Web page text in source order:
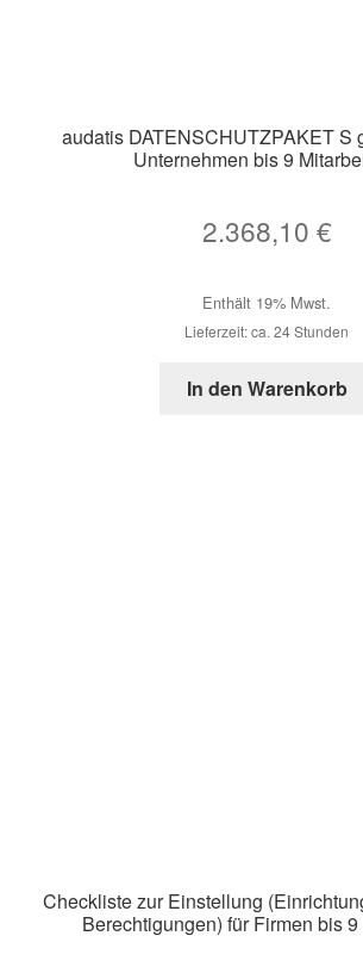
audatis DATENSCHUTZPAKET S
Unternehmen bis 9
2.368,10 €
Enthält 19% Mwst.
Lieferzeit: ca. 24 Stunden
In den Warenkorb
Checkliste zur Einstellung
Berechtigungen) für Firmen bis